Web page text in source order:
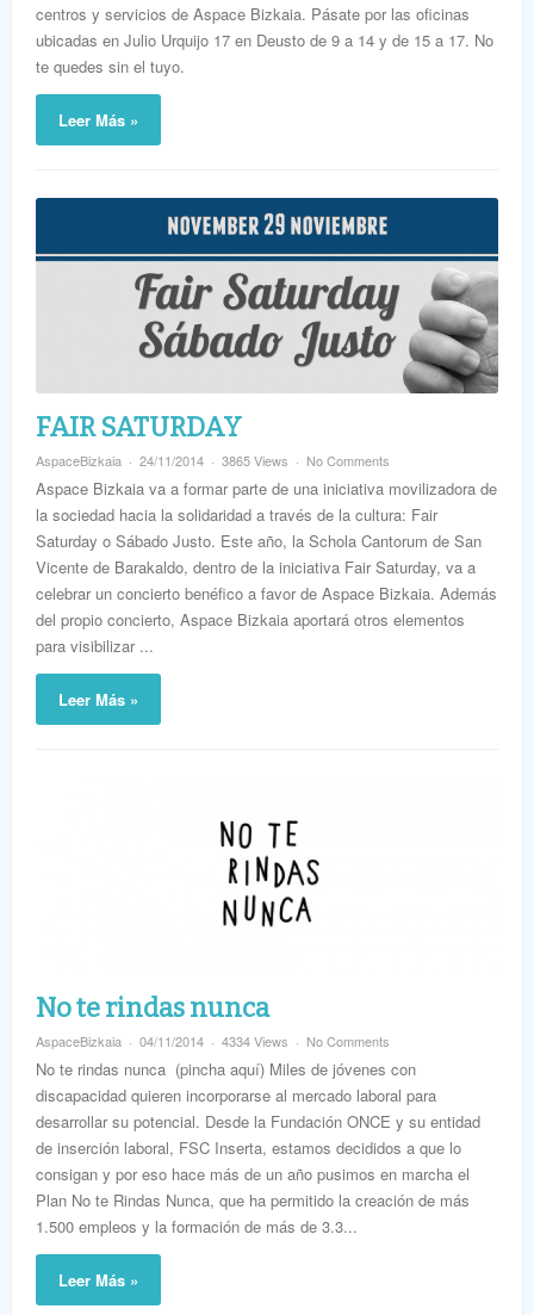
centros y servicios de Aspace Bizkaia. Pásate por las oficinas
ubicadas en Julio Urquijo 17 en Deusto de 9 a 14 y de 15 a 17. No
te quedes sin el tuyo.
Leer Más »
FAIR SATURDAY
AspaceBizkaia 24/11/2014 3865 Views No Comments
Aspace Bizkaia va a formar parte de una iniciativa movilizadora de
la sociedad hacia la solidaridad a través de la cultura: Fair
Saturday o Sábado Justo. Este año, la Schola Cantorum de San
Vicente de Barakaldo, dentro de la iniciativa Fair Saturday, va a
celebrar un concierto benéfico a favor de Aspace Bizkaia. Además
del propio concierto, Aspace Bizkaia aportará otros elementos
para visibilizar ...
Leer Más »
No te rindas nunca
AspaceBizkaia 04/11/2014 4334 Views No Comments
No te rindas nunca (pincha aquí) Miles de jóvenes con
discapacidad quieren incorporarse al mercado laboral para
desarrollar su potencial. Desde la Fundación ONCE y su entidad
de inserción laboral, FSC Inserta, estamos decididos a que lo
consigan y por eso hace más de un año pusimos en marcha el
Plan No te Rindas Nunca, que ha permitido la creación de más
1.500 empleos y la formación de más de 3.3...
Leer Más »